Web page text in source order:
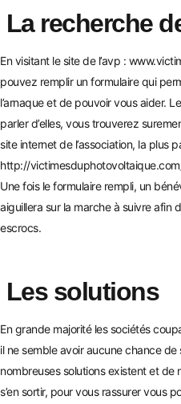
La recherche
En visitant le site de l’avp :
pouvez remplir un formulaire qui
l’arnaque et de pouvoir vous aider.
parler d’elles, vous trouverez
site internet de l’association, la plus
http://victimesduphoto
Une fois le formulaire rempli, un
aiguillera sur la marche à suivre afin
escrocs.
Les solutions
En grande majorité les sociétés
il ne semble avoir aucune chance de
nombreuses solutions existent et de
s’en sortir, pour vous rassurer vous